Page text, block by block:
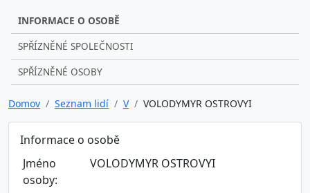
INFORMACE O OSOBĚ
SPŘÍZNĚNÉ SPOLEČNOSTI
SPŘÍZNĚNÉ OSOBY
Domov Seznam lidí V VOLODYMYR OSTROVYI
Informace o osobě
Jméno
osoby:
VOLODYMYR OSTROVYI